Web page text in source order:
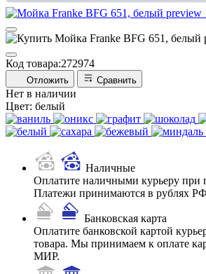
Код товара:272974
Отложить Сравнить
Нет в наличии
Цвет: белый
Наличные
Оплатите наличными курьеру при
Платежи принимаются в рублях
Банковская карта
Оплатите банковской картой
товара. Мы принимаем к оплате
МИР.